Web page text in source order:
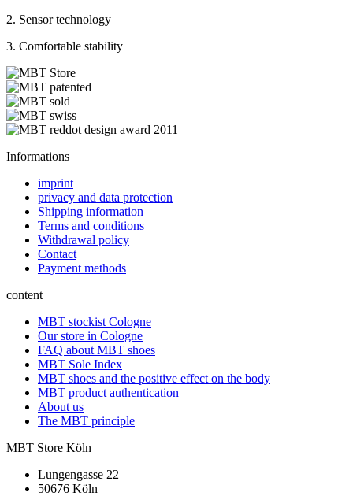
2. Sensor technology
3. Comfortable stability
Informations
imprint
privacy and data protection
Shipping information
Terms and conditions
Withdrawal policy
Contact
Payment methods
content
MBT stockist Cologne
Our store in Cologne
FAQ about MBT shoes
MBT Sole Index
MBT shoes and the positive effect on the body
MBT product authentication
About us
The MBT principle
MBT Store Köln
Lungengasse 22
50676 Köln